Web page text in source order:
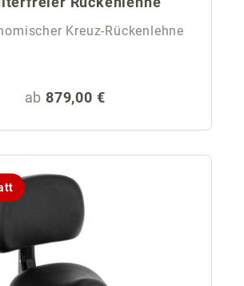
Kreuz-Rückenlehne
Regulärer Preis:
ab 879,00 €